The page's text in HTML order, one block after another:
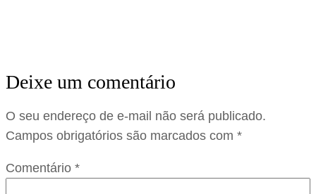
Deixe um comentário
O seu endereço de e-mail não será publicado.
Campos obrigatórios são marcados com *
Comentário *